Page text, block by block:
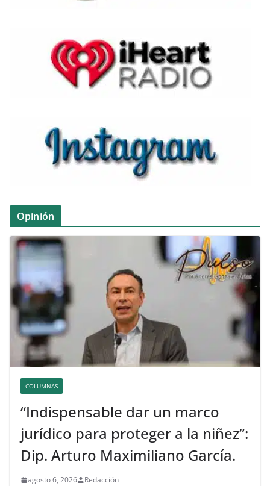
Opinión
COLUMNAS
“Indispensable dar un marco
jurídico para proteger a la niñez”:
Dip. Arturo Maximiliano García.
agosto 6, 2026 Redacción